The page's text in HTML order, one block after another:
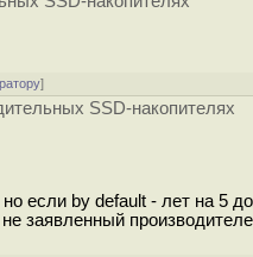
]
SSD-накопителях
если by default - лет на 5
заявленный